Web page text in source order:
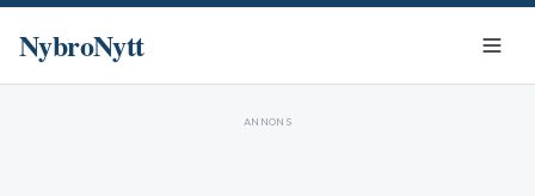
NybroNytt
ANNONS